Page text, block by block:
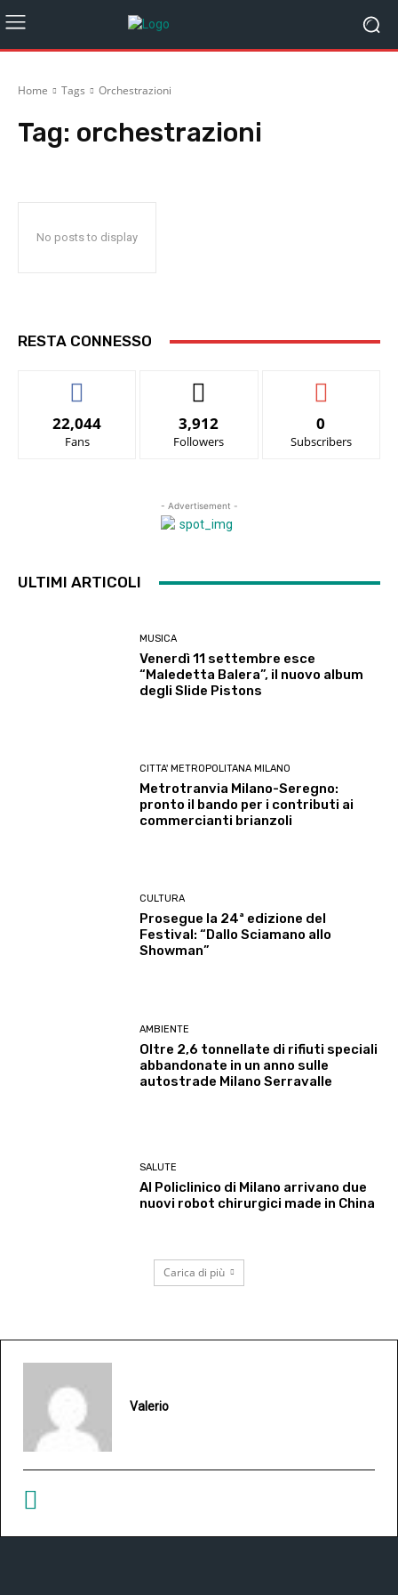
Home Tags Orchestrazioni
Tag: orchestrazioni
No posts to display
RESTA CONNESSO
22,044
Fans
3,912
Followers
0
Subscribers
- Advertisement -
ULTIMI ARTICOLI
MUSICA
Venerdì 11 settembre esce
“Maledetta Balera”, il nuovo album
degli Slide Pistons
CITTA' METROPOLITANA MILANO
Metrotranvia Milano-Seregno:
pronto il bando per i contributi ai
commercianti brianzoli
CULTURA
Prosegue la 24ª edizione del
Festival: “Dallo Sciamano allo
Showman”
AMBIENTE
Oltre 2,6 tonnellate di rifiuti speciali
abbandonate in un anno sulle
autostrade Milano Serravalle
SALUTE
Al Policlinico di Milano arrivano due
nuovi robot chirurgici made in China
Carica di più
Valerio